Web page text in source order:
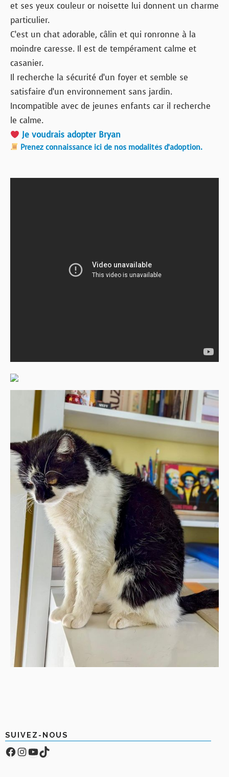
et ses yeux couleur or noisette lui donnent un charme
particulier.
C’est un chat adorable, câlin et qui ronronne à la
moindre caresse. Il est de tempérament calme et
casanier.
Il recherche la sécurité d’un foyer et semble se
satisfaire d’un environnement sans jardin.
Incompatible avec de jeunes enfants car il recherche
le calme.
Je voudrais adopter Bryan
Prenez connaissance ici de nos modalités d’adoption.
SUIVEZ-NOUS
Facebook
Compte Instagram
YouTube
TikTok